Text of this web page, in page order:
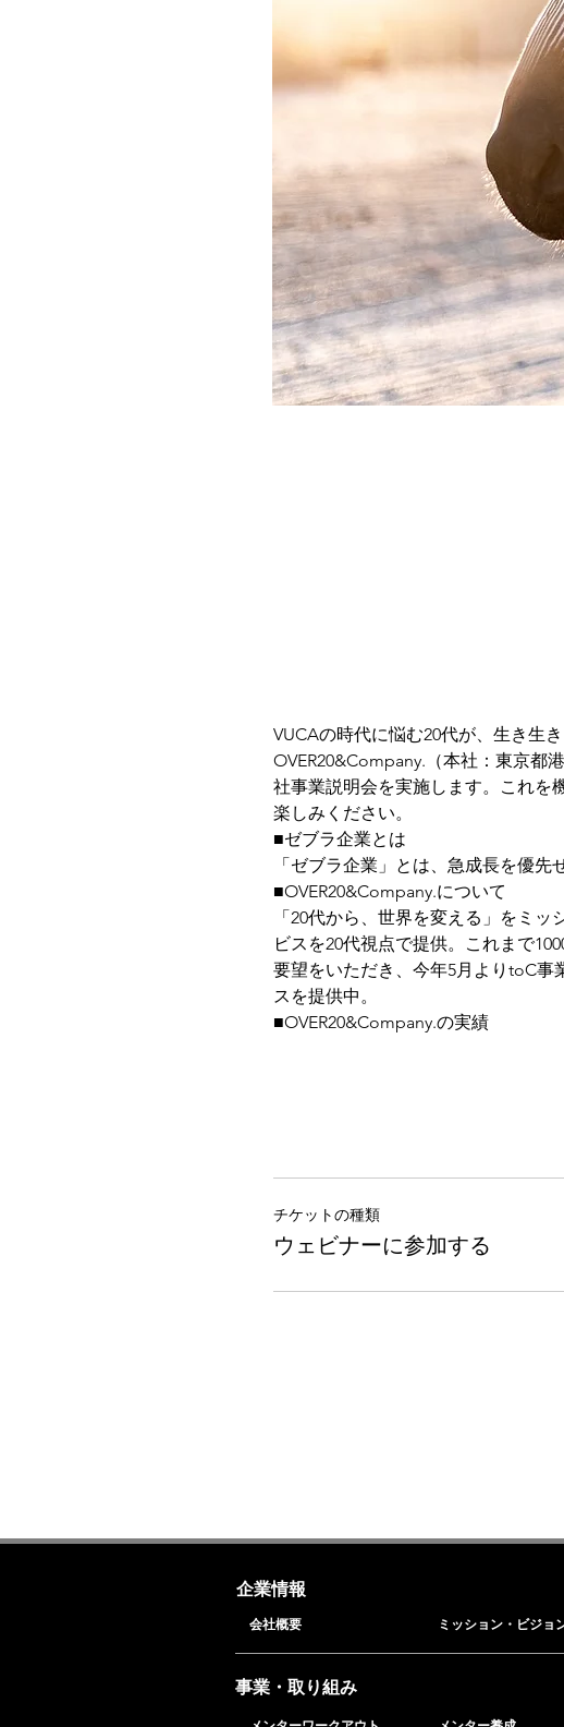
VUCAの時代に悩む20代が、生き生
OVER20&Company.（本社：東京都
社事業説明会を実施します。これを
楽しみください。
■ゼブラ企業とは
「ゼブラ企業」とは、急成長を優
■OVER20&Company.について
「20代から、世界を変える」をミ
ビスを20代視点で提供。これまで
要望をいただき、今年5月よりtoC
スを提供中。
■OVER20&Company.の実績
チケットの種類
ウェビナーに参加する
企業情報
会社概要 ミッション・ビジョ
事業・取り組み